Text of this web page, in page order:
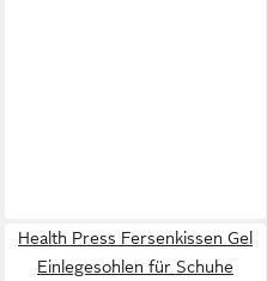
Health Press Fersenkissen Gel
Einlegesohlen für Schuhe